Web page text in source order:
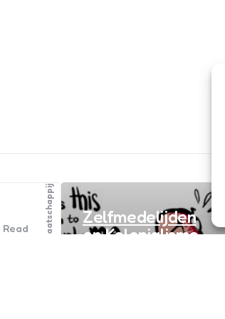
Read
Mens & Maatschappij
Zelfmedelijden
en Kolonialisme